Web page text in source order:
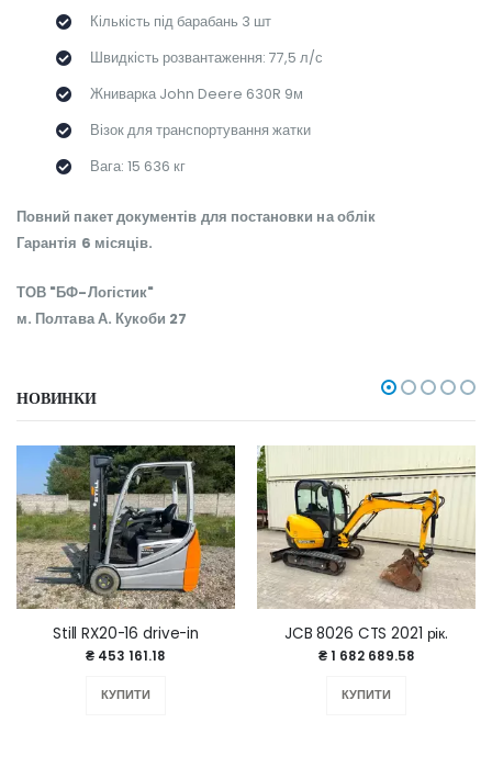
Кількість під барабань 3 шт
Швидкість розвантаження: 77,5 л/с
Жниварка John Deere 630R 9м
Візок для транспортування жатки
Вага: 15 636 кг
Повний пакет документів для постановки на облік
Гарантія 6 місяців.
ТОВ "БФ-Логістик"
м. Полтава А. Кукоби 27
НОВИНКИ
Still RX20-16 drive-in
₴ 453 161.18
КУПИТИ
JCB 8026 CTS 2021 рік.
₴ 1 682 689.58
КУПИТИ